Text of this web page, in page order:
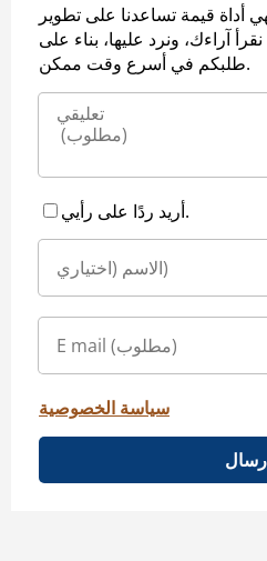
أداة قيمة تساعدنا على تطوير
آراءك، ونرد عليها، بناء على
طلبكم في أسرع وقت ممكن.
أريد ردًا على رأيي.
سياسة الخصوصية